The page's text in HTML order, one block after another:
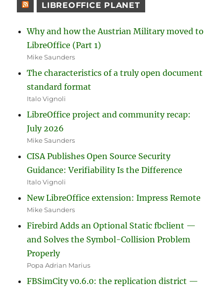
LIBREOFFICE PLANET
Why and how the Austrian Military moved to
LibreOffice (Part 1)
Mike Saunders
The characteristics of a truly open document
standard format
Italo Vignoli
LibreOffice project and community recap:
July 2026
Mike Saunders
CISA Publishes Open Source Security
Guidance: Verifiability Is the Difference
Italo Vignoli
New LibreOffice extension: Impress Remote
Mike Saunders
Firebird Adds an Optional Static fbclient —
and Solves the Symbol-Collision Problem
Properly
Popa Adrian Marius
FBSimCity v0.6.0: the replication district —